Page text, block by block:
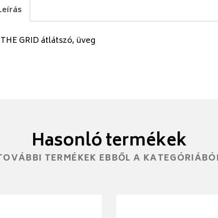
GRID átlátszó, üveg
Hasonló termékek
TERMÉKEK EBBŐL A